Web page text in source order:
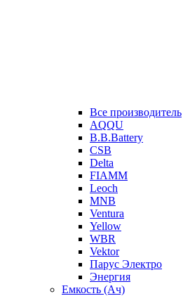
Все производитель
AQQU
B.B.Battery
CSB
Delta
FIAMM
Leoch
MNB
Ventura
Yellow
WBR
Vektor
Парус Электро
Энергия
Емкость (Ач)